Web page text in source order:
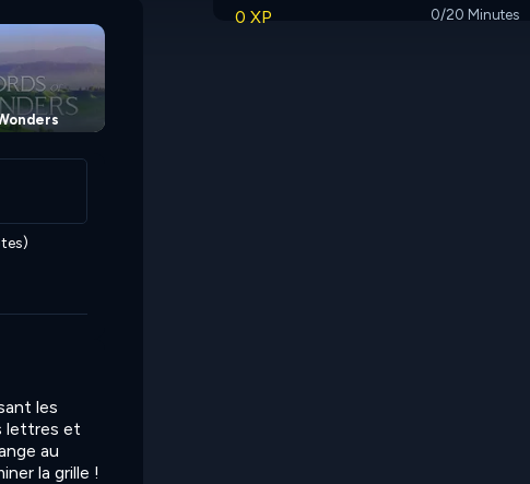
Bubble Letters
les
lettres et
au
la grille !
0 XP 0/20 Minutes